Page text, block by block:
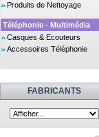
Produits de Nettoyage
Téléphonie - Multimédia
Casques & Ecouteurs
Accessoires Téléphonie
FABRICANTS